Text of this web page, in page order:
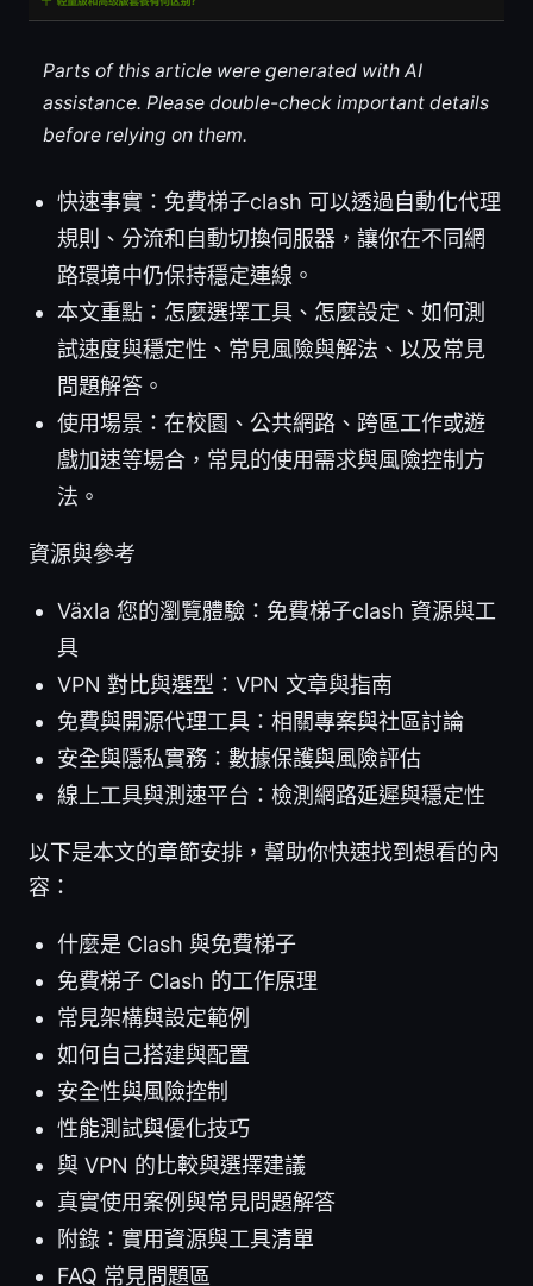
Parts of this article were generated with AI
assistance. Please double-check important details
before relying on them.
快速事實：免費梯子clash 可以透過自動化代理
規則、分流和自動切換伺服器，讓你在不同網
路環境中仍保持穩定連線。
本文重點：怎麼選擇工具、怎麼設定、如何測
試速度與穩定性、常見風險與解法、以及常見
問題解答。
使用場景：在校園、公共網路、跨區工作或遊
戲加速等場合，常見的使用需求與風險控制方
法。
資源與參考
Växla 您的瀏覽體驗：免費梯子clash 資源與工
具
VPN 對比與選型：VPN 文章與指南
免費與開源代理工具：相關專案與社區討論
安全與隱私實務：數據保護與風險評估
線上工具與測速平台：檢測網路延遲與穩定性
以下是本文的章節安排，幫助你快速找到想看的內
容：
什麼是 Clash 與免費梯子
免費梯子 Clash 的工作原理
常見架構與設定範例
如何自己搭建與配置
安全性與風險控制
性能測試與優化技巧
與 VPN 的比較與選擇建議
真實使用案例與常見問題解答
附錄：實用資源與工具清單
FAQ 常見問題區